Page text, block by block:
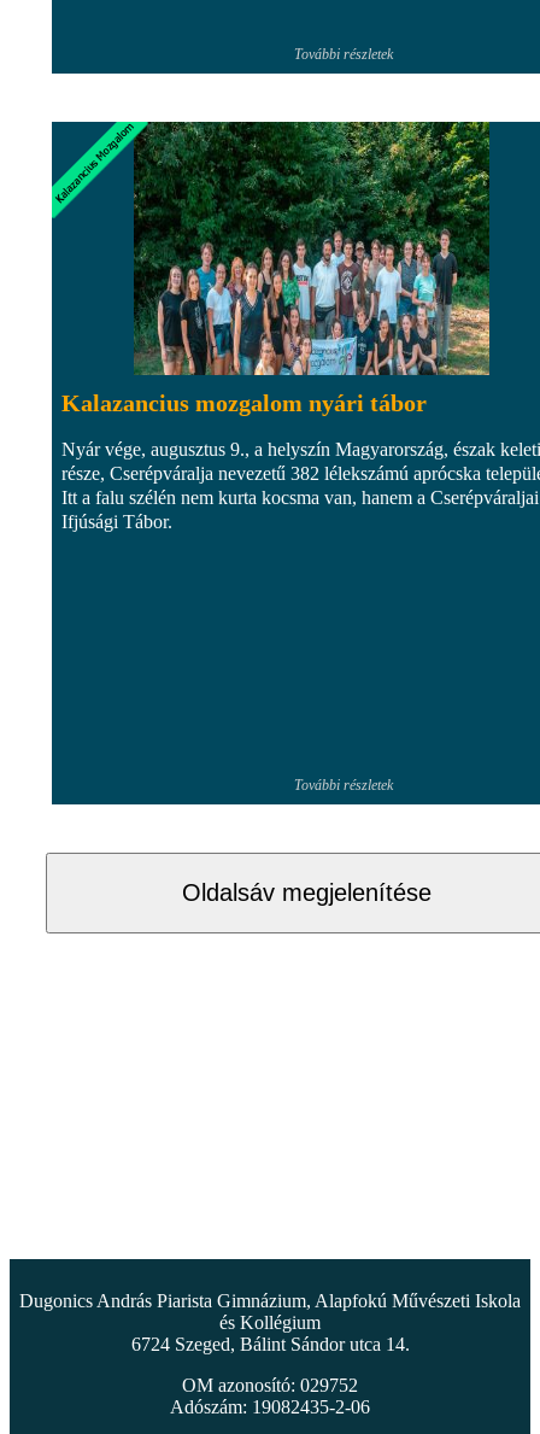
További részletek
Kalazancius mozgalom nyári tábor
Nyár vége, augusztus 9., a helyszín Magyarország, észak keleti
része, Cserépváralja nevezetű 382 lélekszámú aprócska
Itt a falu szélén nem kurta kocsma van, hanem a Cserépváraljai
Ifjúsági Tábor.
További részletek
Oldalsáv megjelenítése
Dugonics András Piarista Gimnázium, Alapfokú Művészeti Iskola
és Kollégium
6724 Szeged, Bálint Sándor utca 14.
OM azonosító: 029752
Adószám: 19082435-2-06